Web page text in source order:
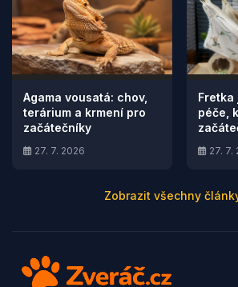
Agama vousatá: chov,
terárium a krmení pro
začátečníky
27. 7. 2026
Fretka
péče,
27. 7.
Zobrazit všechny